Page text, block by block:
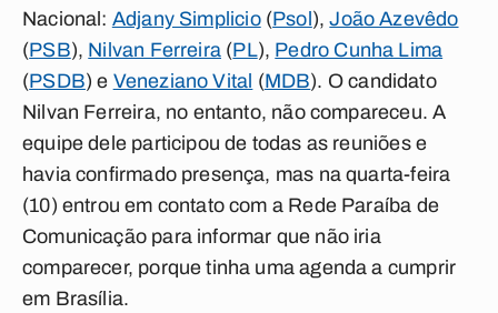
Nacional: Adjany Simplicio(Psol ),João Azevêdo
(PSB), Nilvan Ferreira(PL), Pedro Cunha Lima
(PSDB) e Veneziano Vital (MDB). O candidato
Nilvan Ferreira, no entanto, não compareceu. A
equipe dele participou de todas as reuniões e
havia confirmado presença, mas na quarta-feira
(10) entrou em contato com a Rede Paraíba de
Comunicação para informar que não iria
comparecer, porque tinha uma agenda a cumprir
em Brasília.